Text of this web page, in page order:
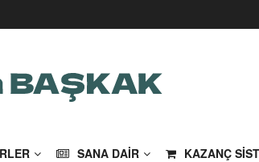
SANA DAIR KAZANÇ